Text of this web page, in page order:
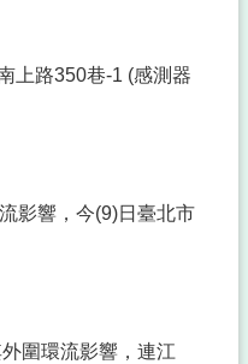
上路350巷-1 (感測器
影響，今(9)日臺北市
圍環流影響，連江